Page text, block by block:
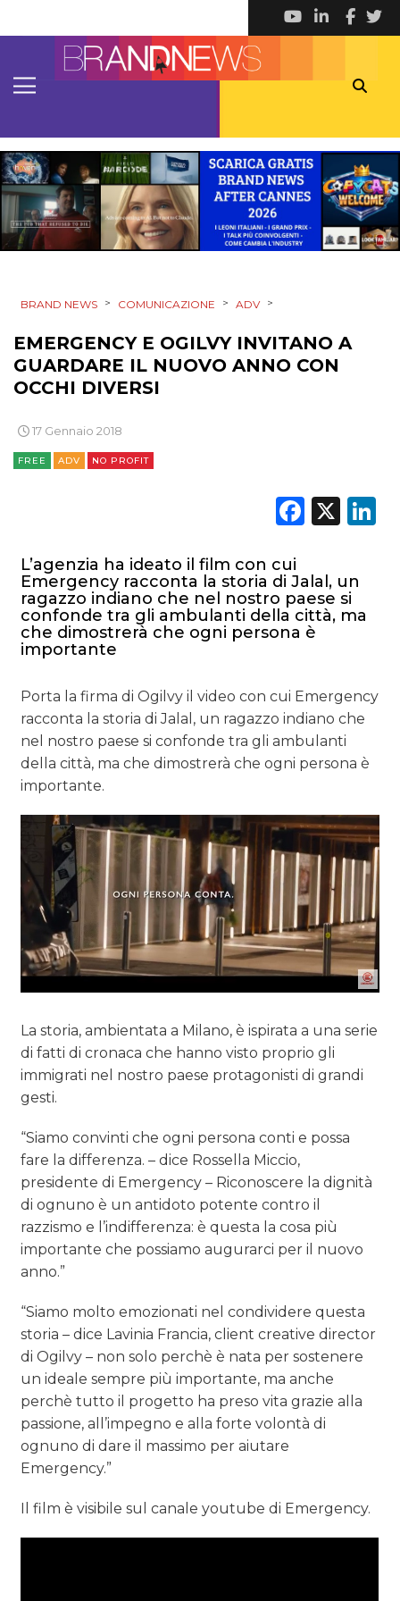
DATI
PREVISIONI/SCENARI
NORMATIVE
TREND
OPINIONI
BRAND NEWS > COMUNICAZIONE > ADV >
EMERGENCY E OGILVY INVITANO A
GUARDARE IL NUOVO ANNO CON
OCCHI DIVERSI
17 Gennaio 2018
FREE ADV NO PROFIT
X
L’agenzia ha ideato il film con cui
Emergency racconta la storia di Jalal, un
ragazzo indiano che nel nostro paese si
confonde tra gli ambulanti della città, ma
che dimostrerà che ogni persona è
importante
Porta la firma di Ogilvy il video con cui Emergency
racconta la storia di Jalal, un ragazzo indiano che
nel nostro paese si confonde tra gli ambulanti
della città, ma che dimostrerà che ogni persona è
importante.
La storia, ambientata a Milano, è ispirata a una serie
di fatti di cronaca che hanno visto proprio gli
immigrati nel nostro paese protagonisti di grandi
gesti.
“Siamo convinti che ogni persona conti e possa
fare la differenza. – dice Rossella Miccio,
presidente di Emergency – Riconoscere la dignità
di ognuno è un antidoto potente contro il
razzismo e l’indifferenza: è questa la cosa più
importante che possiamo augurarci per il nuovo
anno.”
“Siamo molto emozionati nel condividere questa
storia – dice Lavinia Francia, client creative director
di Ogilvy – non solo perchè è nata per sostenere
un ideale sempre più importante, ma anche
perchè tutto il progetto ha preso vita grazie alla
passione, all’impegno e alla forte volontà di
ognuno di dare il massimo per aiutare
Emergency.”
Il film è visibile sul canale youtube di Emergency.